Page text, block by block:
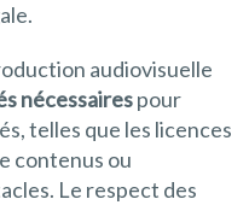
audiovisuelle
nécessairespour
telles que les licences
contenus ou
Le respect des